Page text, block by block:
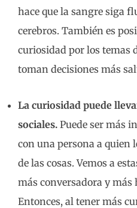
hace que la sangre siga
cerebros. También es
curiosidad por los temas
toman decisiones más
La curiosidad puede
sociales. Puede ser más
con una persona a quien
de las cosas. Vemos a
más conversadora y más
Entonces, al tener más